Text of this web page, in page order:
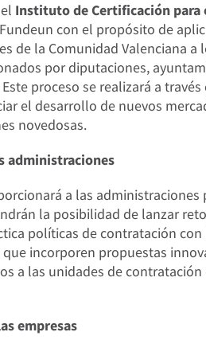
Instituto de Certificación para
con el propósito de
de la Comunidad Valenciana
por diputaciones,
proceso se realizará a
el desarrollo de nuevos
novedosas.
administraciones
a las
la posibilidad de lanzar
políticas de contratación
incorporen propuestas
a las unidades de
empresas